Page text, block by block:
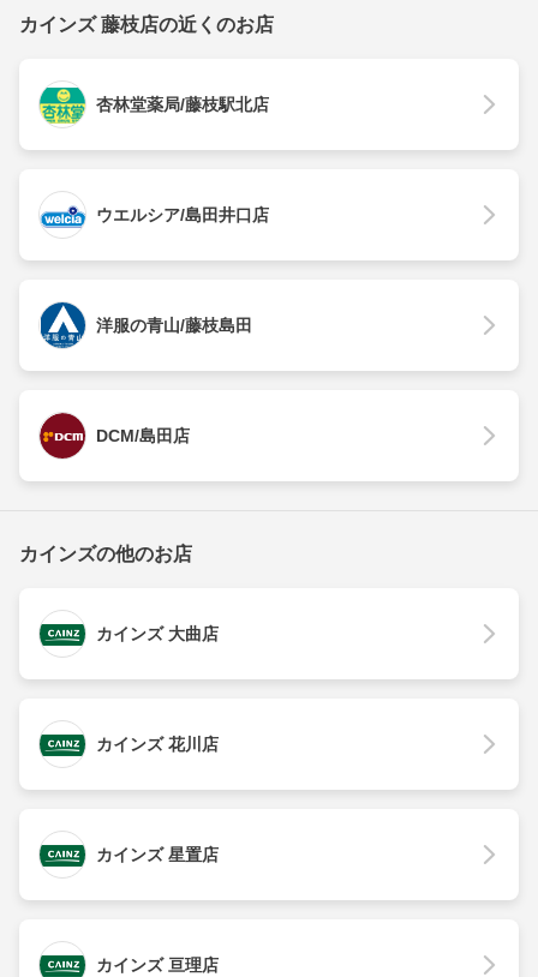
カインズ 藤枝店の近くのお店
杏林堂薬局/藤枝駅北店
ウエルシア/島田井口店
洋服の青山/藤枝島田
DCM/島田店
カインズの他のお店
カインズ 大曲店
カインズ 花川店
カインズ 星置店
カインズ 亘理店